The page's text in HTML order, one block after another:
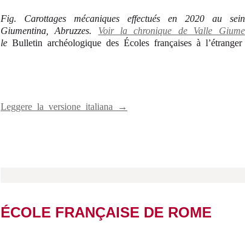
Fig. Carottages mécaniques effectués en 2020 au
Giumentina, Abruzzes. Voir la chronique de Valle
le Bulletin archéologique des Écoles françaises à l’étranger
Leggere la versione italiana →
ÉCOLE FRANÇAISE DE ROME